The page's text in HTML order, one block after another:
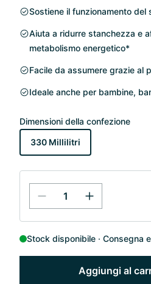
Sostiene il funzionamento del
Aiuta a ridurre stanchezza e
metabolismo energetico*
Facile da assumere grazie al
Ideale anche per bambine,
Dimensioni della confezione
330 Millilitri
Stock disponibile Consegna
Aggiungi al